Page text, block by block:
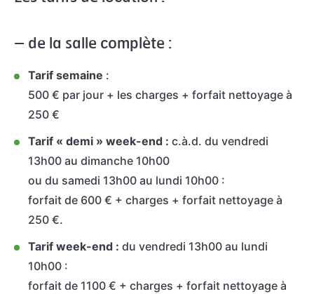
– de la salle complète :
Tarif semaine :
500 € par jour + les charges + forfait nettoyage à
250 €
Tarif « demi » week-end : c.à.d. du vendredi
13h00 au dimanche 10h00
ou du samedi 13h00 au lundi 10h00 :
forfait de 600 € + charges + forfait nettoyage à
250 €.
Tarif week-end : du vendredi 13h00 au lundi
10h00 :
forfait de 1100 € + charges + forfait nettoyage à